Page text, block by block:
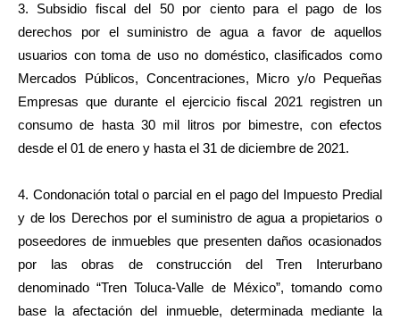
3. Subsidio fiscal del 50 por ciento para el pago de los
derechos por el suministro de agua a favor de aquellos
usuarios con toma de uso no doméstico, clasificados como
Mercados Públicos, Concentraciones, Micro y/o Pequeñas
Empresas que durante el ejercicio fiscal 2021 registren un
consumo de hasta 30 mil litros por bimestre, con efectos
desde el 01 de enero y hasta el 31 de diciembre de 2021.
4. Condonación total o parcial en el pago del Impuesto Predial
y de los Derechos por el suministro de agua a propietarios o
poseedores de inmuebles que presenten daños ocasionados
por las obras de construcción del Tren Interurbano
denominado “Tren Toluca-Valle de México”, tomando como
base la afectación del inmueble, determinada mediante la